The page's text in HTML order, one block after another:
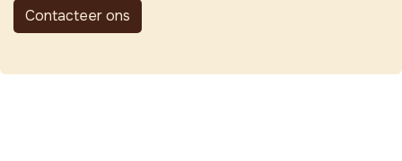
Contacteer ons